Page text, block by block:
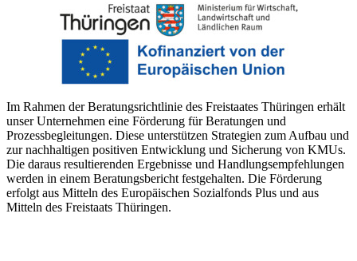
Im Rahmen der Beratungsrichtlinie des Freistaates Thüringen erhält
unser Unternehmen eine Förderung für Beratungen und
Prozessbegleitungen. Diese unterstützen Strategien zum Aufbau und
zur nachhaltigen positiven Entwicklung und Sicherung von KMUs.
Die daraus resultierenden Ergebnisse und Handlungsempfehlungen
werden in einem Beratungsbericht festgehalten. Die Förderung
erfolgt aus Mitteln des Europäischen Sozialfonds Plus und aus
Mitteln des Freistaats Thüringen.